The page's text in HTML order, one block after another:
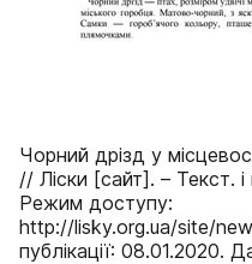
Чорний дрізд у
// Ліски [сайт]. – Текст.
Режим доступу:
http://lisky.org.ua/site/
публікації: 08.01.2020.